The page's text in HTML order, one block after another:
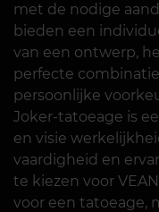
met de nodige
bieden een
van een ontwerp,
perfecte
persoonlijke
Joker-tatoeage is
en visie
vaardigheid en
te kiezen voor
voor een tatoeage,